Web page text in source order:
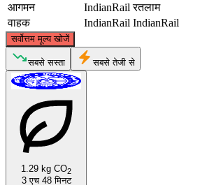
आगमन
IndianRail रतलाम
वाहक
IndianRail IndianRail
सर्वोत्तम मूल्य खोजें
©CARTO
सबसे सस्ता सबसे तेजी से
1.29 kg CO2
3 एच 48 मिनट